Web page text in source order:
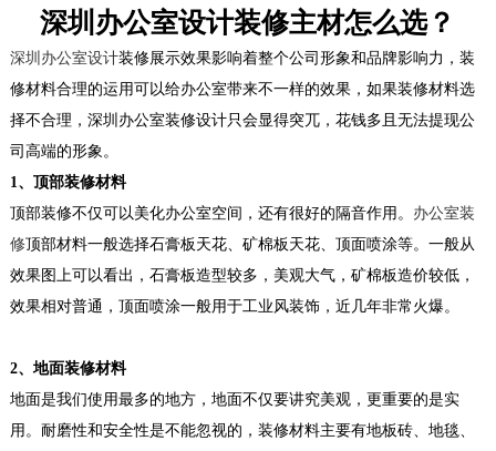
深圳办公室设计装修主材怎么选？
深圳办公室设计装修展示效果影响着整个公司形象和品牌影响力，装
修材料合理的运用可以给办公室带来不一样的效果，如果装修材料选
择不合理，深圳办公室装修设计只会显得突兀，花钱多且无法提现公
司高端的形象。
1、顶部装修材料
顶部装修不仅可以美化办公室空间，还有很好的隔音作用。 办公室装
修顶部材料一般选择石膏板天花、矿棉板天花、顶面喷涂等。一般从
效果图上可以看出，石膏板造型较多，美观大气，矿棉板造价较低，
效果相对普通，顶面喷涂一般用于工业风装饰，近几年非常火爆。
2、地面装修材料
地面是我们使用最多的地方，地面不仅要讲究美观，更重要的是实
用。耐磨性和安全性是不能忽视的，装修材料主要有地板砖、地毯、